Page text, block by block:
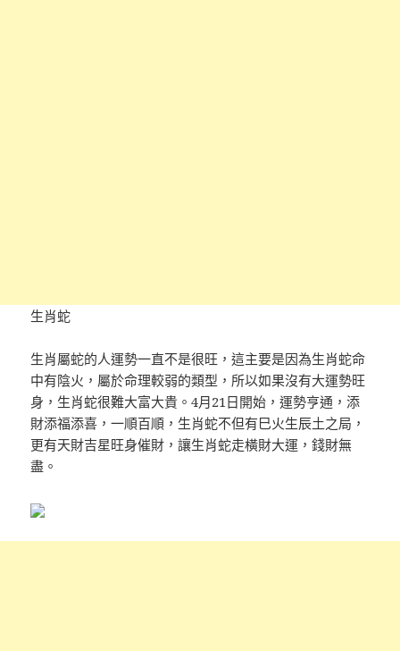
生肖蛇
生肖屬蛇的人運勢一直不是很旺，這主要是因為生肖蛇命
中有陰火，屬於命理較弱的類型，所以如果沒有大運勢旺
身，生肖蛇很難大富大貴。4月21日開始，運勢亨通，添
財添福添喜，一順百順，生肖蛇不但有巳火生辰土之局，
更有天財吉星旺身催財，讓生肖蛇走橫財大運，錢財無
盡。